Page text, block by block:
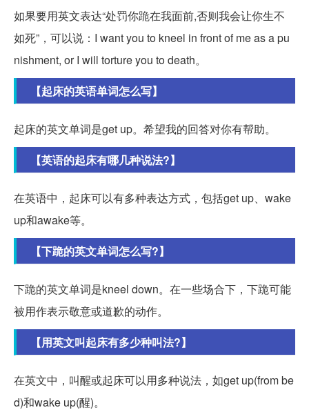
如果要用英文表达“处罚你跪在我面前,否则我会让你生不
如死”，可以说：I want you to kneel in front of me as a pu
nishment, or I will torture you to death。
【起床的英语单词怎么写】
起床的英文单词是get up。希望我的回答对你有帮助。
【英语的起床有哪几种说法?】
在英语中，起床可以有多种表达方式，包括get up、wake
up和awake等。
【下跪的英文单词怎么写?】
下跪的英文单词是kneel down。在一些场合下，下跪可能
被用作表示敬意或道歉的动作。
【用英文叫起床有多少种叫法?】
在英文中，叫醒或起床可以用多种说法，如get up(from be
d)和wake up(醒)。